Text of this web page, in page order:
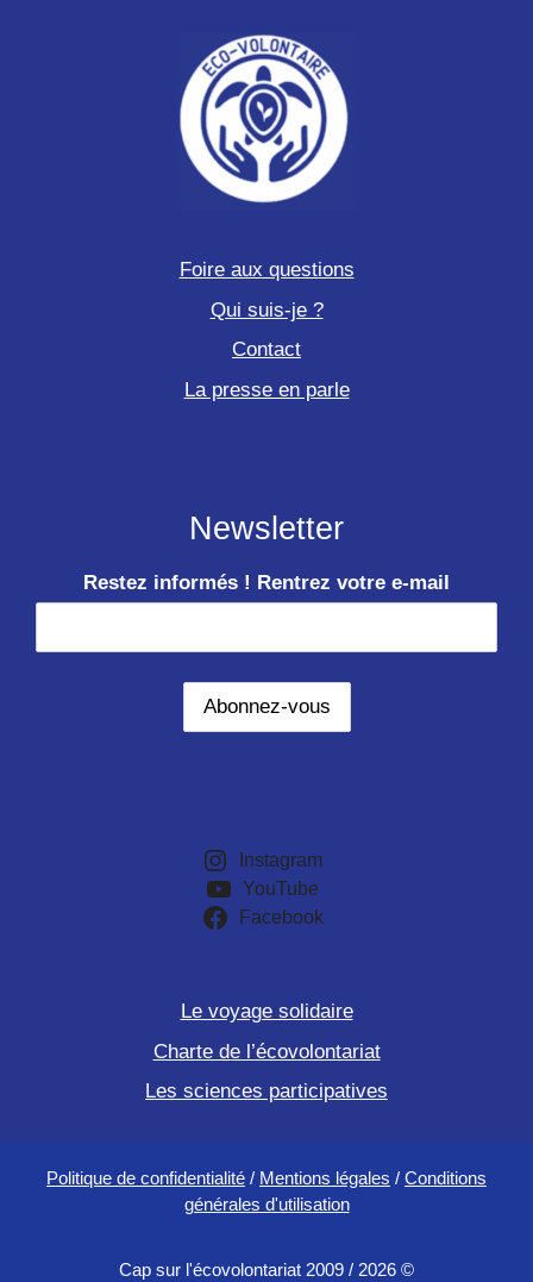
Foire aux questions
Qui suis-je ?
Contact
La presse en parle
Newsletter
Restez informés ! Rentrez votre e-mail
Instagram
YouTube
Facebook
Le voyage solidaire
Charte de l’écovolontariat
Les sciences participatives
Politique de confidentialité / Mentions légales / Conditions
générales d'utilisation
Cap sur l'écovolontariat 2009 / 2026 ©